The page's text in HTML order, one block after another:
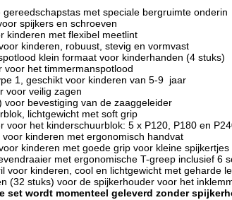
gereedschapstas met speciale bergruimte onderin
spijkers en schroeven
kinderen met flexibel meetlint
kinderen, robuust, stevig en vormvast
klein formaat voor kinderhanden (4 stuks)
voor het timmermanspotlood
1, geschikt voor kinderen van 5-9 jaar
voor veilig zagen
voor bevestiging van de zaaggeleider
lichtgewicht met soft grip
voor het kinderschuurblok: 5 x P120, P180 en
voor kinderen met ergonomisch handvat
kinderen met goede grip voor kleine spijkertjes
met ergonomische T-greep inclusief 6
voor kinderen, cool en lichtgewicht met geharde
(32 stuks) voor de spijkerhouder voor het
set wordt momenteel geleverd zonder